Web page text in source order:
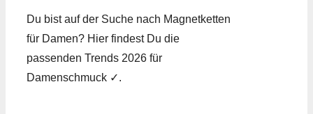
Du bist auf der Suche nach Magnet­ketten
für Damen? Hier findest Du die
passenden Trends 2026 für
Damenschmuck ✓.